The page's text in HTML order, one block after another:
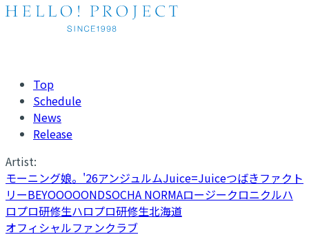
Top
Schedule
News
Release
Artist:
モーニング娘。'26アンジュルムJuice=Juiceつばきファクト
リーBEYOOOOONDSOCHA NORMAロージークロニクルハ
ロプロ研修生ハロプロ研修生北海道
オフィシャルファンクラブ